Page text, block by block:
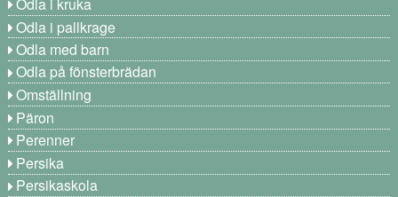
Odla i pallkrage
Odla med barn
Odla på fönsterbrädan
Omställning
Päron
Perenner
Persika
Persikaskola